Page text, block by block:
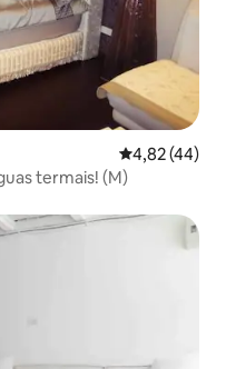
4,82 de uma
4,82 (44)
termais! (M)